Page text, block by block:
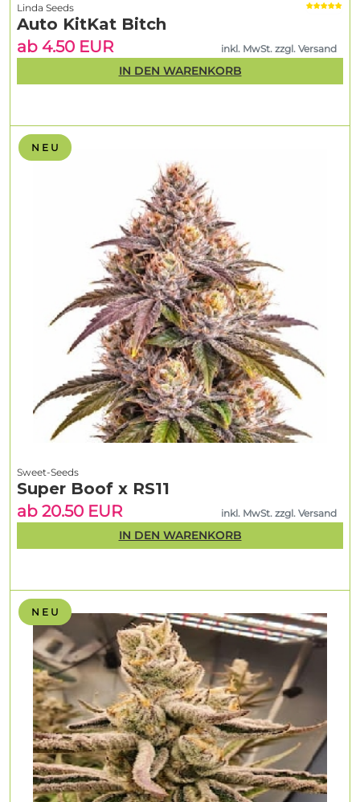
N E U
N E U
Sweet-Seeds
Super Boof x RS11
ab 20.50 EUR
inkl. MwSt. zzgl. Versand
IN DEN WARENKORB
Linda Seeds
Auto KitKat Bitch
ab 4.50 EUR
inkl. MwSt. zzgl. Versand
IN DEN WARENKORB